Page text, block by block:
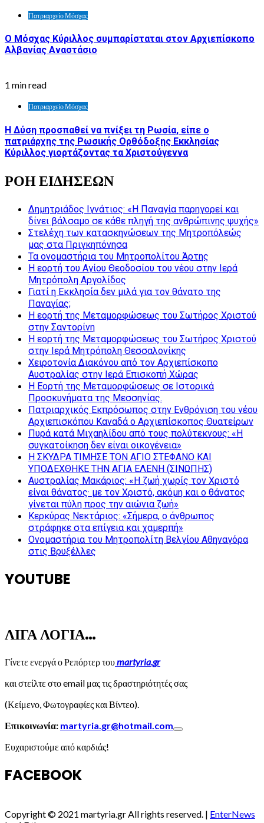
Πατριαρχείο Μόσχας
Ο Μόσχας Κύριλλος συμπαρίσταται στον Αρχιεπίσκοπο
Αλβανίας Αναστάσιο
1 min read
Πατριαρχείο Μόσχας
Η Δύση προσπαθεί να πνίξει τη Ρωσία, είπε ο
πατριάρχης της Ρωσικής Ορθόδοξης Εκκλησίας
Κύριλλος γιορτάζοντας τα Χριστούγεννα
ΡΟΗ ΕΙΔΗΣΕΩΝ
Δημητριάδος Ιγνάτιος: «Η Παναγία παρηγορεί και
δίνει βάλσαμο σε κάθε πληγή της ανθρώπινης ψυχής»
Στελέχη των κατασκηνώσεων της Μητροπόλεώς
μας στα Πριγκηπόνησα
Τα ονομαστήρια του Μητροπολίτου Άρτης
Η εορτή του Αγίου Θεοδοσίου του νέου στην Ιερά
Μητρόπολη Αργολίδος
Γιατί η Εκκλησία δεν μιλά για τον θάνατο της
Παναγίας;
Η εορτή της Μεταμορφώσεως του Σωτήρος Χριστού
στην Σαντορίνη
Η εορτή της Μεταμορφώσεως του Σωτήρος Χριστού
στην Ιερά Μητρόπολη Θεσσαλονίκης
Χειροτονία Διακόνου από τον Αρχιεπίσκοπο
Αυστραλίας στην Ιερά Επισκοπή Χώρας
Η Εορτή της Μεταμορφώσεως σε Ιστορικά
Προσκυνήματα της Μεσσηνίας.
Πατριαρχικός Εκπρόσωπος στην Ενθρόνιση του νέου
Αρχιεπισκόπου Καναδά ο Αρχιεπίσκοπος Θυατείρων
Πυρά κατά Μιχαηλίδου από τους πολύτεκνους: «Η
συγκατοίκηση δεν είναι οικογένεια»
Η ΣΚΥΔΡΑ ΤΙΜΗΣΕ ΤΟΝ ΑΓΙΟ ΣΤΕΦΑΝΟ ΚΑΙ
ΥΠΟΔΕΧΘΗΚΕ ΤΗΝ ΑΓΙΑ ΕΛΕΝΗ (ΣΙΝΩΠΗΣ)
Αυστραλίας Μακάριος: «Η ζωή χωρίς τον Χριστό
είναι θάνατος· με τον Χριστό, ακόμη και ο θάνατος
γίνεται πύλη προς την αιώνια ζωή»
Κερκύρας Νεκτάριος: «Σήμερα, ο άνθρωπος
στράφηκε στα επίγεια και χαμερπή»
Ονομαστήρια του Μητροπολίτη Βελγίου Αθηναγόρα
στις Βρυξέλλες
YOUTUBE
ΛΙΓΑ ΛΟΓΙΑ…
Γίνετε ενεργά ο Ρεπόρτερ τουmartyria.gr
και στείλτε στο email μας τις δραστηριότητές σας
(Κείμενο, Φωτογραφίες και Βίντεο).
Επικοινωνία: martyria.gr@hotmail.com
Ευχαριστούμε από καρδιάς!
FACEBOOK
Copyright © 2021 martyria.gr All rights reserved. | EnterNews